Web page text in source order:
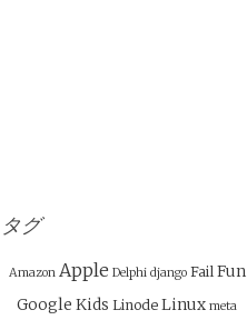
タグ
Amazon Apple Delphi django Fail Fun
Google Kids Linode Linux meta